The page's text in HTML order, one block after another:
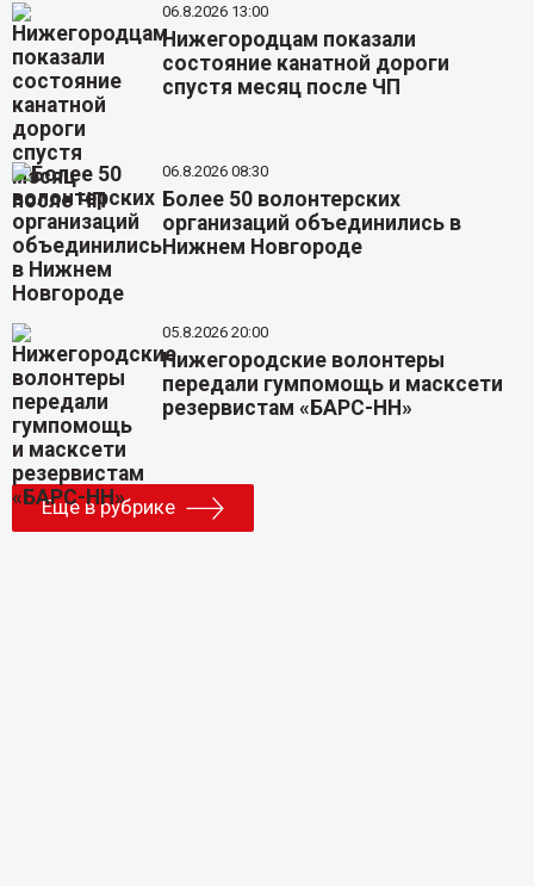
06.8.2026 13:00
Нижегородцам показали
состояние канатной дороги
спустя месяц после ЧП
06.8.2026 08:30
Более 50 волонтерских
организаций объединились в
Нижнем Новгороде
05.8.2026 20:00
Нижегородские волонтеры
передали гумпомощь и масксети
резервистам «БАРС-НН»
Еще в рубрике